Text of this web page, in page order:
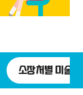
소장처별 미술